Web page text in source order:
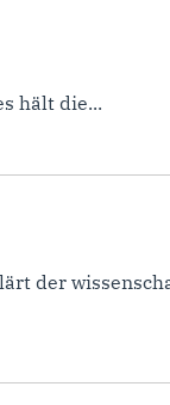
hält die...
der